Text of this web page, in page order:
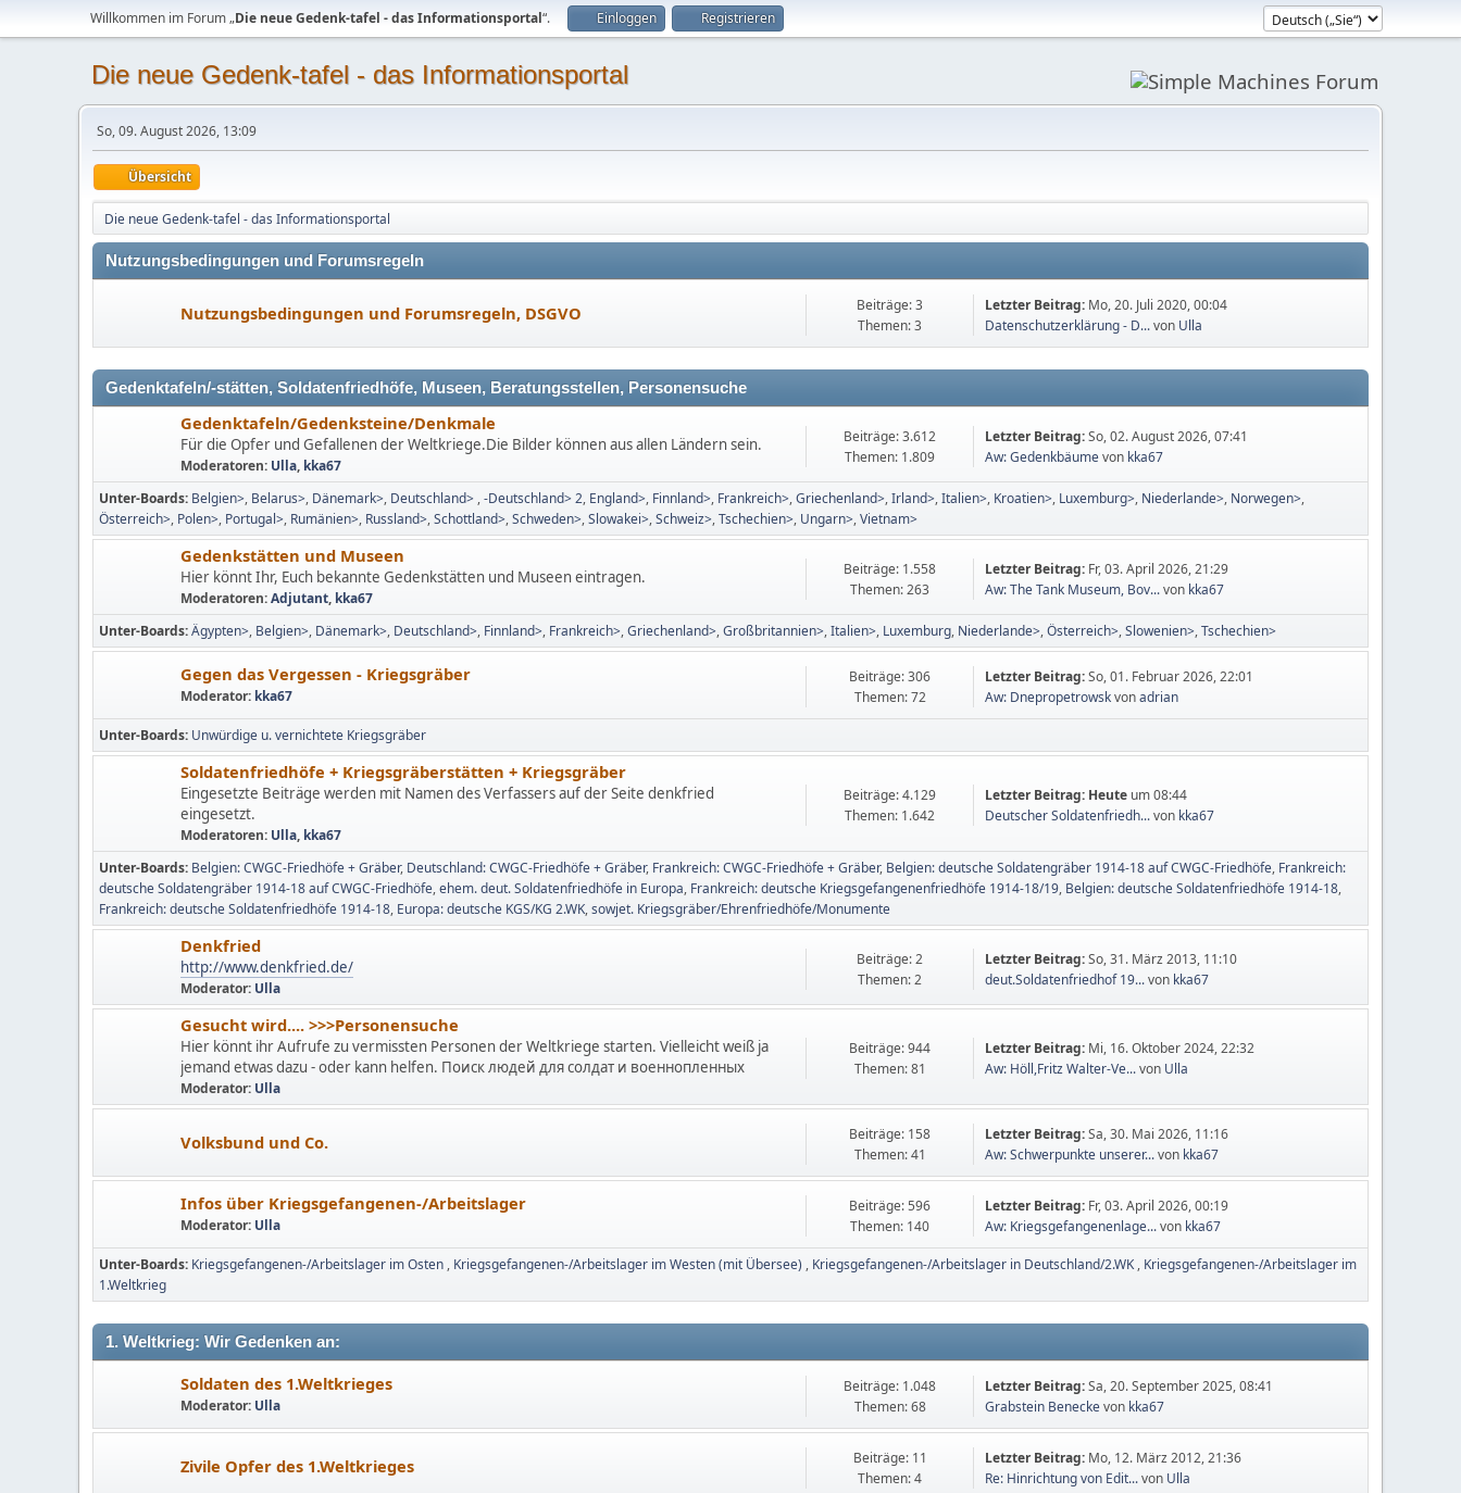
Willkommen im Forum „Die neue Gedenk-tafel - das Informationsportal“. Einloggen Registrieren
Die neue Gedenk-tafel - das Informationsportal
So, 09. August 2026, 13:09
Übersicht
Die neue Gedenk-tafel - das Informationsportal
Nutzungsbedingungen und Forumsregeln
Nutzungsbedingungen und Forumsregeln, DSGVO
Beiträge: 3
Themen: 3
Letzter Beitrag: Mo, 20. Juli 2020, 00:04
Datenschutzerklärung - D...von Ulla
Gedenktafeln/-stätten, Soldatenfriedhöfe, Museen, Beratungsstellen, Personensuche
Gedenktafeln/Gedenksteine/Denkmale
Für die Opfer und Gefallenen der Weltkriege.Die Bilder können aus allen Ländern sein.
Moderatoren: Ulla, kka67
Beiträge: 3.612
Themen: 1.809
Letzter Beitrag:So, 02. August 2026, 07:41
Aw: Gedenkbäumevon kka67
Unter-Boards Belgien> Belarus> Dänemark> Deutschland> -Deutschland> 2 England> Finnland> Frankreich> Griechenland> Irland> Italien> Kroatien> Luxemburg> Niederlande> Norwegen>
Österreich> Polen> Portugal> Rumänien> Russland> Schottland> Schweden> Slowakei> Schweiz> Tschechien> Ungarn> Vietnam>
Gedenkstätten und Museen
Hier könnt Ihr, Euch bekannte Gedenkstätten und Museen eintragen.
Moderatoren:Adjutant, kka67
Beiträge: 1.558
Themen: 263
Letzter Beitrag: Fr, 03. April 2026, 21:29
Aw: The Tank Museum, Bov...von kka67
Unter-Boards Ägypten> Belgien> Dänemark> Deutschland> Finnland> Frankreich> Griechenland> Großbritannien> Italien> Luxemburg Niederlande> Österreich> Slowenien> Tschechien>
Gegen das Vergessen - Kriegsgräber
Moderator: kka67
Beiträge: 306
Themen: 72
Letzter Beitrag:So, 01. Februar 2026, 22:01
Aw: Dnepropetrowskvonadrian
Unter-Boards Unwürdige u. vernichtete Kriegsgräber
Soldatenfriedhöfe + Kriegsgräberstätten + Kriegsgräber
Eingesetzte Beiträge werden mit Namen des Verfassers auf der Seite denkfried
eingesetzt.
Moderatoren: Ulla, kka67
Beiträge: 4.129
Themen: 1.642
Letzter Beitrag: Heute um 08:44
Deutscher Soldatenfriedh...von kka67
Unter-Boards Belgien: CWGC-Friedhöfe + Gräber Deutschland: CWGC-Friedhöfe + Gräber Frankreich: CWGC-Friedhöfe + Gräber Belgien: deutsche Soldatengräber 1914-18 auf CWGC-Friedhöfe Frankreich:
deutsche Soldatengräber 1914-18 auf CWGC-Friedhöfe ehem. deut. Soldatenfriedhöfe in Europa Frankreich: deutsche Kriegsgefangenenfriedhöfe 1914-18/19 Belgien: deutsche Soldatenfriedhöfe 1914-18
Frankreich: deutsche Soldatenfriedhöfe 1914-18 Europa: deutsche KGS/KG 2.WK sowjet. Kriegsgräber/Ehrenfriedhöfe/Monumente
Denkfried
http://www.denkfried.de/
Moderator: Ulla
Beiträge: 2
Themen: 2
Letzter Beitrag:So, 31. März 2013, 11:10
deut.Soldatenfriedhof 19...von kka67
Gesucht wird.... >>>Personensuche
Hier könnt ihr Aufrufe zu vermissten Personen der Weltkriege starten. Vielleicht weiß ja
jemand etwas dazu - oder kann helfen. Поиск людей для солдат и военнопленных
Moderator: Ulla
Beiträge: 944
Themen: 81
Letzter Beitrag: Mi, 16. Oktober 2024, 22:32
Aw: Höll,Fritz Walter-Ve...von Ulla
Volksbund und Co.
Beiträge: 158
Themen: 41
Letzter Beitrag:Sa, 30. Mai 2026, 11:16
Aw: Schwerpunkte unserer...von kka67
Infos über Kriegsgefangenen-/Arbeitslager
Moderator: Ulla
Beiträge: 596
Themen: 140
Letzter Beitrag: Fr, 03. April 2026, 00:19
Aw: Kriegsgefangenenlage...von kka67
Unter-Boards Kriegsgefangenen-/Arbeitslager im Osten Kriegsgefangenen-/Arbeitslager im Westen (mit Übersee) Kriegsgefangenen-/Arbeitslager in Deutschland/2.WK Kriegsgefangenen-/Arbeitslager im
1.Weltkrieg
1. Weltkrieg: Wir Gedenken an:
Soldaten des 1.Weltkrieges
Moderator: Ulla
Beiträge: 1.048
Themen: 68
Letzter Beitrag:Sa, 20. September 2025, 08:41
Grabstein Beneckevon kka67
Zivile Opfer des 1.Weltkrieges
Beiträge: 11
Themen: 4
Letzter Beitrag: Mo, 12. März 2012, 21:36
Re: Hinrichtung von Edit...von Ulla